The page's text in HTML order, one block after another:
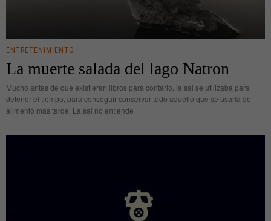
ENTRETENIMIENTO
La muerte salada del lago Natron
Mucho antes de que existieran libros para contarlo, la sal se utilizaba para
detener el tiempo, para conseguir conservar todo aquello que se usaría de
alimento más tarde. La sal no entiende